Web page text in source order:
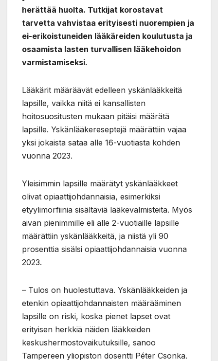
herättää huolta. Tutkijat korostavat
tarvetta vahvistaa erityisesti nuorempien ja
ei-erikoistuneiden lääkäreiden koulutusta ja
osaamista lasten turvallisen lääkehoidon
varmistamiseksi.
Lääkärit määräävät edelleen yskänlääkkeitä
lapsille, vaikka niitä ei kansallisten
hoitosuositusten mukaan pitäisi määrätä
lapsille. Yskänlääkereseptejä määrättiin vajaa
yksi jokaista sataa alle 16-vuotiasta kohden
vuonna 2023.
Yleisimmin lapsille määrätyt yskänlääkkeet
olivat opiaattijohdannaisia, esimerkiksi
etyylimorfiinia sisältäviä lääkevalmisteita. Myös
aivan pienimmille eli alle 2-vuotiaille lapsille
määrättiin yskänlääkkeitä, ja niistä yli 90
prosenttia sisälsi opiaattijohdannaisia vuonna
2023.
– Tulos on huolestuttava. Yskänlääkkeiden ja
etenkin opiaattijohdannaisten määrääminen
lapsille on riski, koska pienet lapset ovat
erityisen herkkiä näiden lääkkeiden
keskushermostovaikutuksille, sanoo
Tampereen yliopiston dosentti Péter Csonka.